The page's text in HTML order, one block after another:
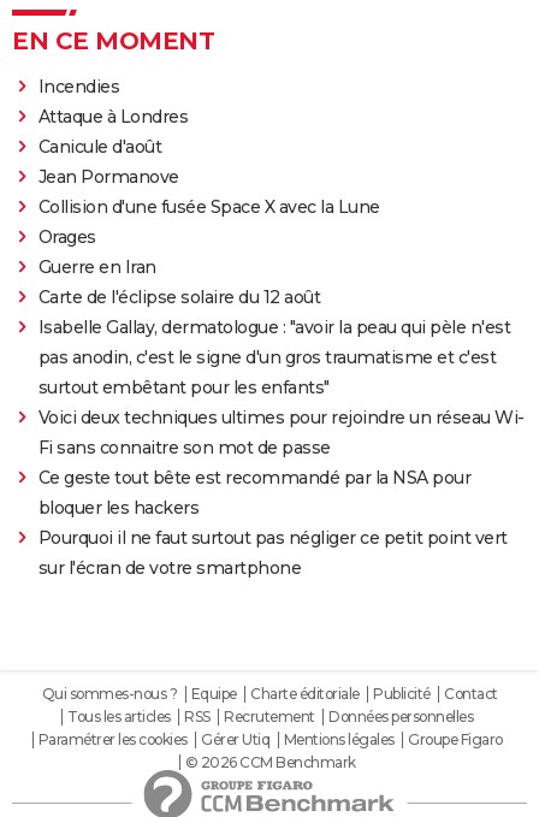
EN CE MOMENT
Incendies
Attaque à Londres
Canicule d'août
Jean Pormanove
Collision d'une fusée Space X avec la Lune
Orages
Guerre en Iran
Carte de l'éclipse solaire du 12 août
Isabelle Gallay, dermatologue : "avoir la peau qui pèle n'est
pas anodin, c'est le signe d'un gros traumatisme et c'est
surtout embêtant pour les enfants"
Voici deux techniques ultimes pour rejoindre un réseau Wi-
Fi sans connaitre son mot de passe
Ce geste tout bête est recommandé par la NSA pour
bloquer les hackers
Pourquoi il ne faut surtout pas négliger ce petit point vert
sur l'écran de votre smartphone
Qui sommes-nous ? Equipe Charte éditoriale Publicité
Contact
Tous les articles
RSS Recrutement
Données personnelles
Paramétrer les cookies
Gérer Utiq Mentions légales
Groupe Figaro
© 2026 CCM Benchmark